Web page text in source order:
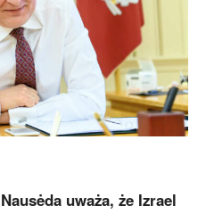
uważa, że Izrael